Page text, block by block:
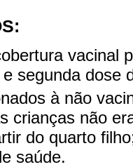
vacinal
segunda dose
à não
crianças não
do quarto
saúde.